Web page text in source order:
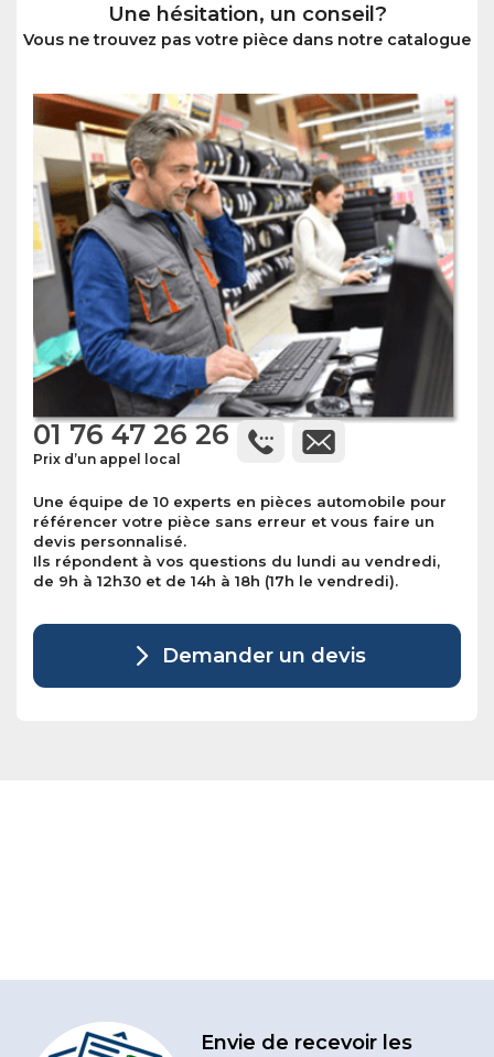
Une hésitation, un conseil?
Vous ne trouvez pas votre pièce dans notre catalogue
01 76 47 26 26
Prix d’un appel local
Une équipe de 10 experts en pièces automobile pour
référencer votre pièce sans erreur et vous faire un
devis personnalisé.
Ils répondent à vos questions du lundi au vendredi,
de 9h à 12h30 et de 14h à 18h (17h le vendredi).
Demander un devis
Envie de recevoir les